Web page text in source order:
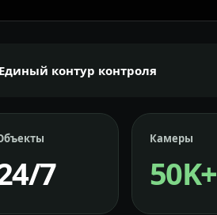
Единый контур контроля
7
Камеры
50K+